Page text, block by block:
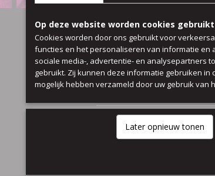
farbe magenta
Preis pro 50 cm
breit 140 cm
Kommentare
Op deze website worden cookies gebruikt
Cookies worden door ons gebruikt voor
functies en het personaliseren van informatie en
sociale media-, advertentie- en analysepartners
gebruikt. Zij kunnen deze informatie gebruiken in
mogelijk hebben verzameld door uw gebruik van
Later opnieuw tonen